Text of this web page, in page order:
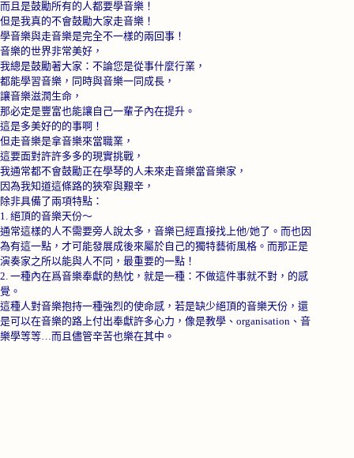
而且是鼓勵所有的人都要學音樂！
但是我真的不會鼓勵大家走音樂！
學音樂與走音樂是完全不一樣的兩回事！
音樂的世界非常美好，
我總是鼓勵著大家：不論您是從事什麼行業，
都能學習音樂，同時與音樂一同成長，
讓音樂滋潤生命，
那必定是豐富也能讓自己一輩子內在提升。
這是多美好的的事啊！
但走音樂是拿音樂來當職業，
這要面對許許多多的現實挑戰，
我通常都不會鼓勵正在學琴的人未來走音樂當音樂家，
因為我知道這條路的狹窄與艱辛，
除非具備了兩項特點：
1. 絕頂的音樂天份～
通常這樣的人不需要旁人說太多，音樂已經直接找上他/她了。而也因
為有這一點，才可能發展成後來屬於自己的獨特藝術風格。而那正是
演奏家之所以能與人不同，最重要的一點！
2. 一種內在爲音樂奉獻的熱忱，就是一種：不做這件事就不對，的感
覺。
這種人對音樂抱持一種強烈的使命感，若是缺少絕頂的音樂天份，還
是可以在音樂的路上付出奉獻許多心力，像是教學、 organisation 、音
樂學等等…而且儘管辛苦也樂在其中。